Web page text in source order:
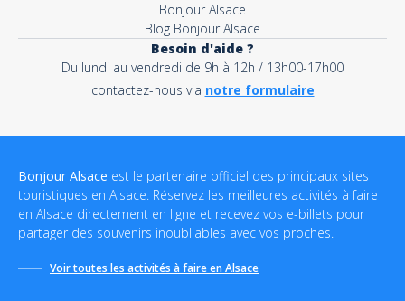
Bonjour Alsace
Blog Bonjour Alsace
Besoin d'aide ?
Du lundi au vendredi de 9h à 12h / 13h00-17h00
contactez-nous via notre formulaire
Bonjour Alsace est le partenaire officiel des principaux sites
touristiques en Alsace. Réservez les meilleures activités à faire
en Alsace directement en ligne et recevez vos e-billets pour
partager des souvenirs inoubliables avec vos proches.
Voir toutes les activités à faire en Alsace